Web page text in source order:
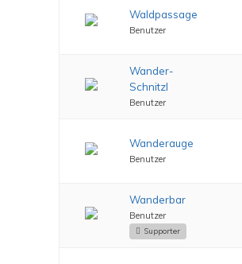
Waldpassage
Benutzer
Wander-
Schnitzl
Benutzer
Wanderauge
Benutzer
Wanderbar
Benutzer
Supporter